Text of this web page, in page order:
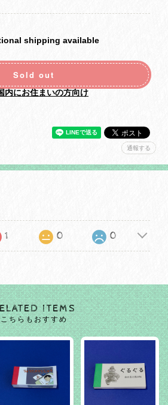
shipping available
Sold out
内にお住まいの方向け
通報する
1 0 0
ITEMS
こちらもおすすめ